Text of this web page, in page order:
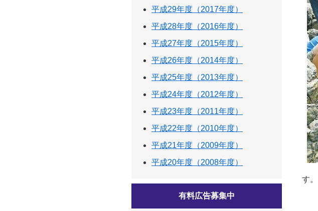
す。
平成29年度（2017年度）
平成28年度（2016年度）
平成27年度（2015年度）
平成26年度（2014年度）
平成25年度（2013年度）
平成24年度（2012年度）
平成23年度（2011年度）
平成22年度（2010年度）
平成21年度（2009年度）
平成20年度（2008年度）
有料広告募集中